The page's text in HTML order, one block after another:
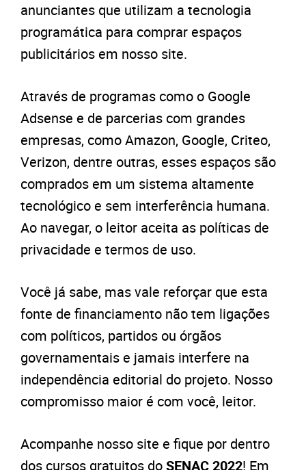
anunciantes que utilizam a tecnologia
programática para comprar espaços
publicitários em nosso site.
Através de programas como o Google
Adsense e de parcerias com grandes
empresas, como Amazon, Google, Criteo,
Verizon, dentre outras, esses espaços são
comprados em um sistema altamente
tecnológico e sem interferência humana.
Ao navegar, o leitor aceita as políticas de
privacidade e termos de uso.
Você já sabe, mas vale reforçar que esta
fonte de financiamento não tem ligações
com políticos, partidos ou órgãos
governamentais e jamais interfere na
independência editorial do projeto. Nosso
compromisso maior é com você, leitor.
Acompanhe nosso site e fique por dentro
dos cursos gratuitos doSENAC 2022! Em